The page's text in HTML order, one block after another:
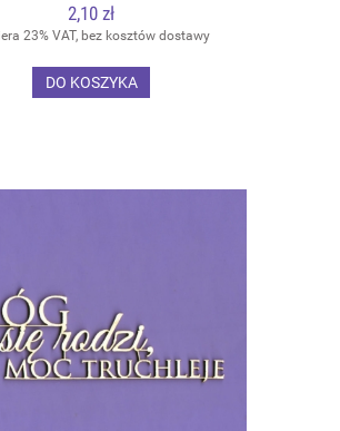
2,10 zł
23% VAT, bez kosztów dostawy
DO KOSZYKA